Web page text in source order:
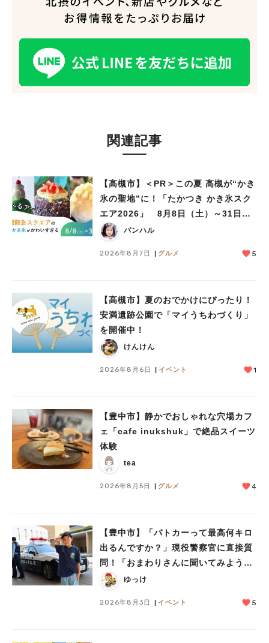
関連記事
【高槻市】＜PR＞この夏 高槻が“かき
氷の聖地”に！「たかつき かき氷スク
エア2026」 8月8日（土）～31日
（月）バンハル
2026年8月7日 グルメ 5
【高槻市】夏のおでかけにぴったり！
安満遺跡公園で「マイうちわづくり」
を開催中！
けんけん
2026年8月6日 イベント 1
【豊中市】静かでおしゃれな穴場カフ
ェ「cafe inukshuk」で絶品スイーツ
体験
tea
2026年8月5日 グルメ 4
【豊中市】「パトカーって最高何キロ
出るんですか？」現役警察官に直接質
問！「おまわりさんに聞いてみよう」
に参加しました
ゆっけ
2026年8月3日 イベント 5
人気のキーワード
#今週どこいく？#自然とふれあう#ランチ